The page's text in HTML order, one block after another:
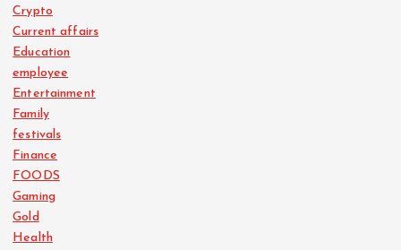
Crypto
Current affairs
Education
employee
Entertainment
Family
festivals
Finance
FOODS
Gaming
Gold
Health